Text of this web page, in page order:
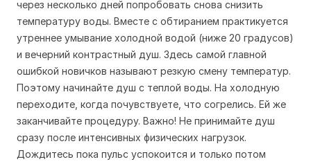
через несколько дней попробовать снова снизить
температуру воды. Вместе с обтиранием практикуется
утреннее умывание холодной водой (ниже 20 градусов)
и вечерний контрастный душ. Здесь самой главной
ошибкой новичков называют резкую смену температур.
Поэтому начинайте душ с теплой воды. На холодную
переходите, когда почувствуете, что согрелись. Ей же
заканчивайте процедуру. Важно! Не принимайте душ
сразу после интенсивных физических нагрузок.
Дождитесь пока пульс успокоится и только потом